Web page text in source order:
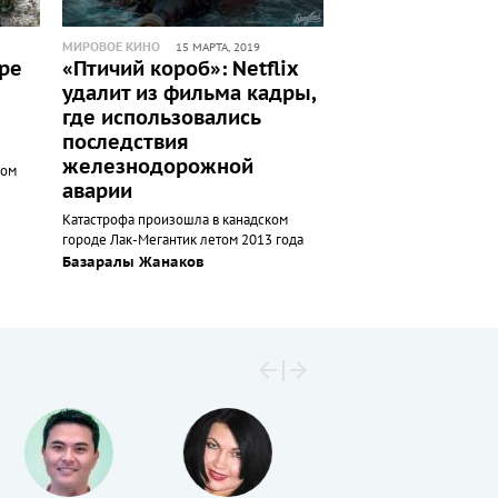
МИРОВОЕ КИНО 15 МАРТА, 2019
«Птичий короб»: Netflix
удалит из фильма кадры,
где использовались
последствия
железнодорожной
аварии
Катастрофа произошла в канадском
городе Лак-Мегантик летом 2013 года
Базаралы Жанаков